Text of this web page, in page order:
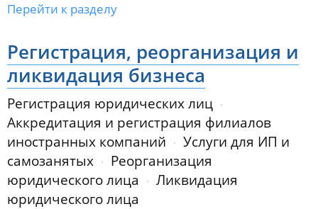
Перейти к разделу
Регистрация, реорганизация и
ликвидация бизнеса
Регистрация юридических лиц
Аккредитация и регистрация филиалов
иностранных компаний
Услуги для ИП и
самозанятых
Реорганизация
юридического лица
Ликвидация
юридического лица